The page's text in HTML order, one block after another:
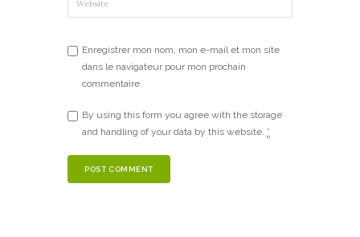
Enregistrer mon nom, mon e-mail et mon site
dans le navigateur pour mon prochain
commentaire.
By using this form you agree with the storage
and handling of your data by this website. *